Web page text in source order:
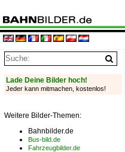
Lade Deine Bilder hoch!
Jeder kann mitmachen, kostenlos!
Weitere Bilder-Themen:
Bahnbilder.de
Bus-bild.de
Fahrzeugbilder.de